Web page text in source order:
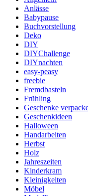
Anlässe
Babypause
Buchvorstellung
Deko
DIY
DIYChallenge
DIYnachten
easy-peasy
freebie
Fremdbasteln
Frühling
Geschenke
Geschenkideen
Halloween
Handarbeiten
Herbst
Holz
Jahreszeiten
Kinderkram
Kleinigkeiten
Möbel